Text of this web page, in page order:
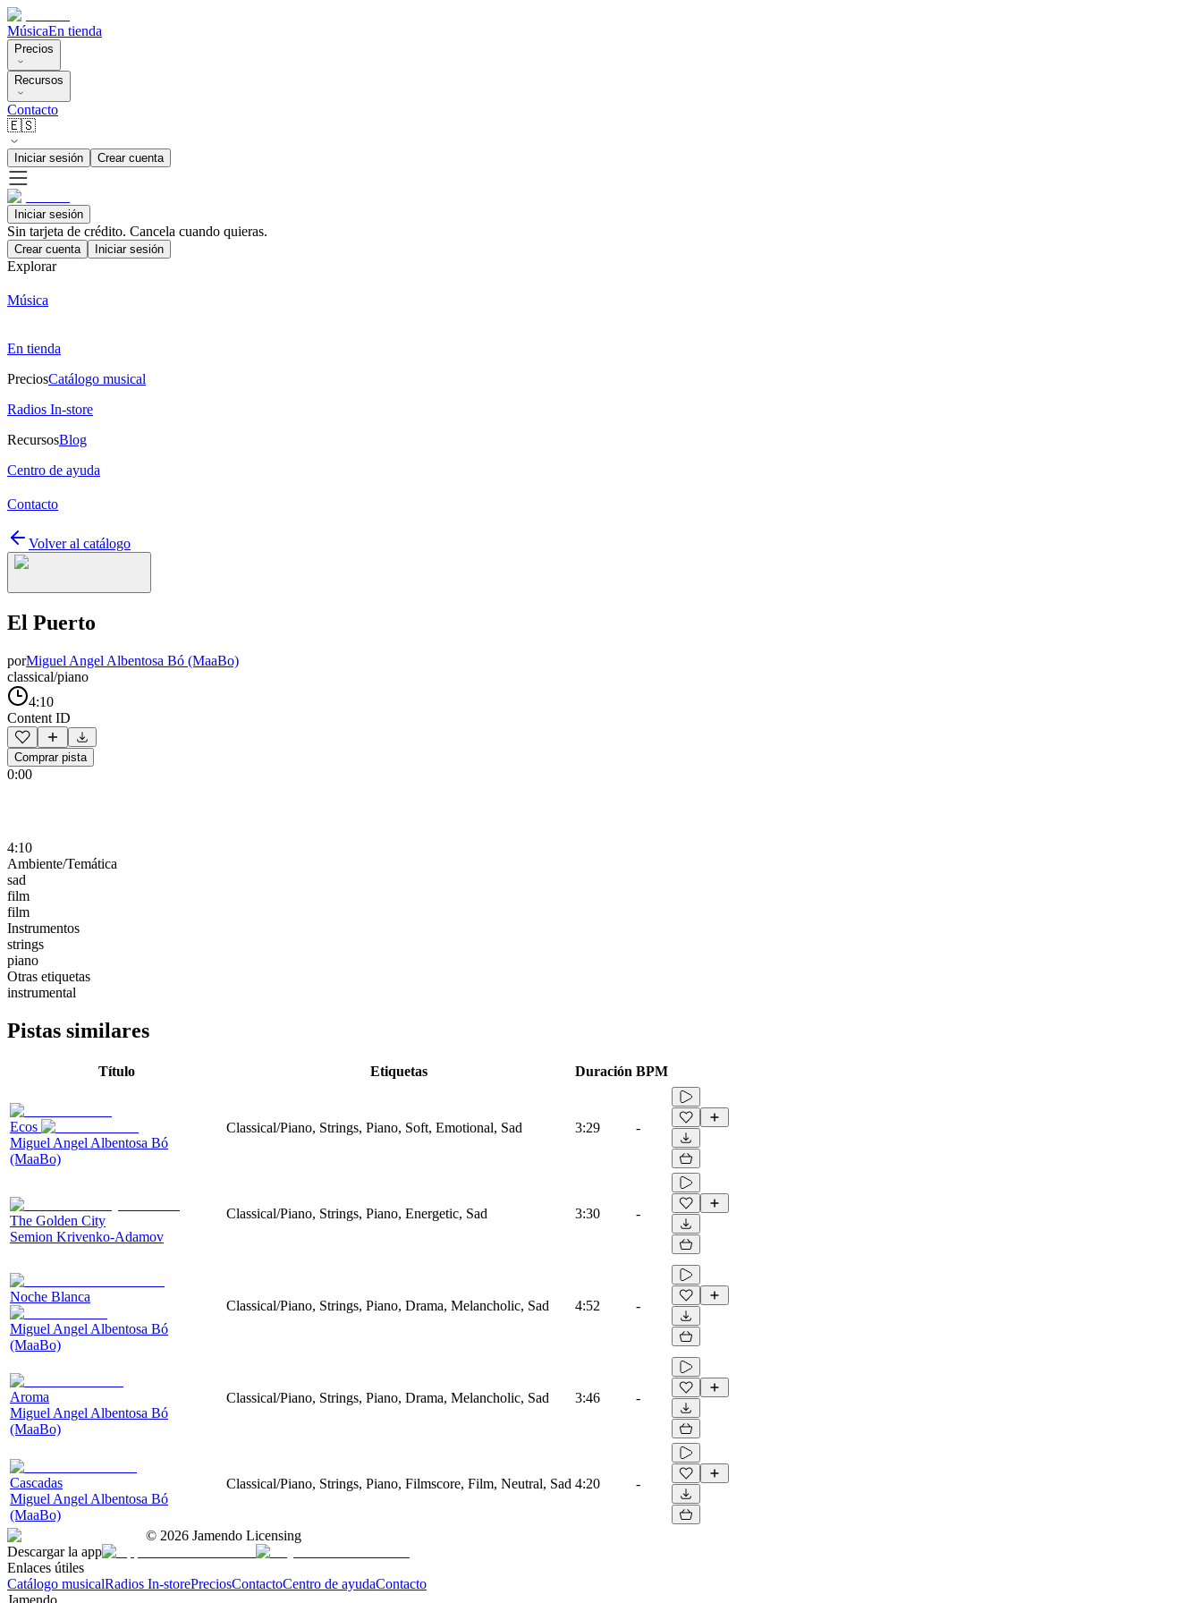
MúsicaEn tienda
Precios
Recursos
Contacto
🇪🇸
Iniciar sesión Crear cuenta
Iniciar sesión
Sin tarjeta de crédito. Cancela cuando quieras.
Crear cuenta Iniciar sesión
Explorar
Música
En tienda
PreciosCatálogo musical
Radios In-store
RecursosBlog
Centro de ayuda
Contacto
Volver al catálogo
El Puerto
porMiguel Angel Albentosa Bó (MaaBo)
classical/piano
4:10
Content ID
Comprar pista
0:00
4:10
Ambiente/Temática
sad
film
film
Instrumentos
strings
piano
Otras etiquetas
instrumental
Pistas similares
Título Etiquetas Duración BPM
Ecos
Miguel Angel Albentosa Bó
(MaaBo)
Classical/Piano, Strings, Piano, Soft, Emotional, Sad 3:29 -
The Golden City
Semion Krivenko-Adamov
Classical/Piano, Strings, Piano, Energetic, Sad 3:30 -
Noche Blanca
Miguel Angel Albentosa Bó
(MaaBo)
Classical/Piano, Strings, Piano, Drama, Melancholic, Sad 4:52 -
Aroma
Miguel Angel Albentosa Bó
(MaaBo)
Classical/Piano, Strings, Piano, Drama, Melancholic, Sad 3:46 -
Cascadas
Miguel Angel Albentosa Bó
(MaaBo)
Classical/Piano, Strings, Piano, Filmscore, Film, Neutral, Sad 4:20 -
© 2026 Jamendo Licensing
Descargar la app
Enlaces útiles
Catálogo musicalRadios In-storePreciosContactoCentro de ayudaContacto
Jamendo